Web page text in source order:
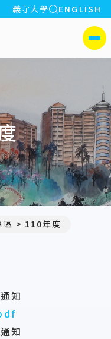
:::
義守大學 全站搜索
ENGLISH
側選單
區 110年度
知
知